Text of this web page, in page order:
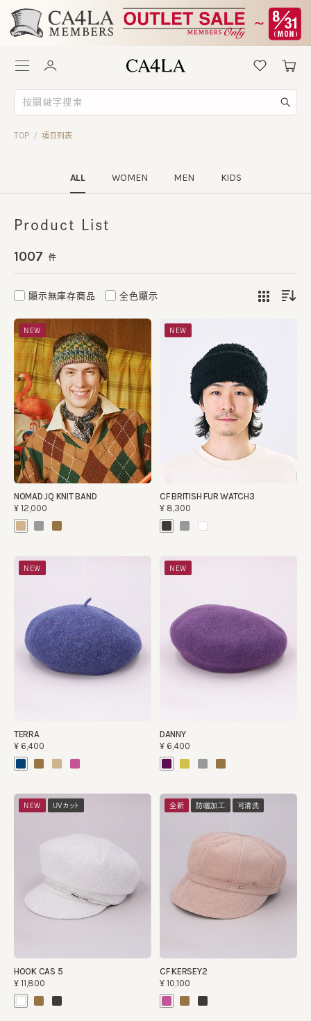
TOP / 項目列表
ALL WOMEN MEN KIDS
Product List
1007 件
顯示無庫存商品 全色顯示
NEW
NOMAD JQ KNIT BAND
¥12,000
NEW
CF BRITISH FUR WATCH3
¥8,300
NEW
TERRA
¥6,400
NEW
DANNY
¥6,400
NEW UVカット
HOOK CAS 5
¥11,800
全新 防曬加工 可清洗
CF KERSEY2
¥10,100